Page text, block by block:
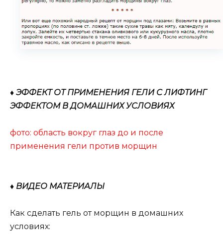
♦ ЭФФЕКТ ОТ ПРИМЕНЕНИЯ ГЕЛИ С ЛИФТИНГ
ЭФФЕКТОМ В ДОМАШНИХ УСЛОВИЯХ
фото: область вокруг глаз до и после
применения гели против морщин
♦ ВИДЕО МАТЕРИАЛЫ
Как сделать гель от морщин в домашних
условиях: